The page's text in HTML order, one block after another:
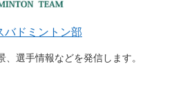
バドミントン部
選手情報などを発信します。